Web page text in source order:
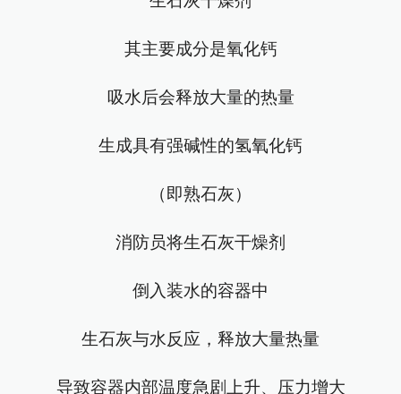
其主要成分是氧化钙
吸水后会释放大量的热量
生成具有强碱性的氢氧化钙
（即熟石灰）
消防员将生石灰干燥剂
倒入装水的容器中
生石灰与水反应，释放大量热量
导致容器内部温度急剧上升、压力增大